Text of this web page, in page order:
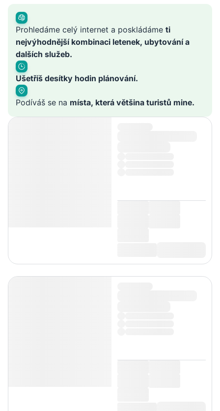
Prohledáme celý internet a poskládáme ti
nejvýhodnější kombinaci letenek, ubytování a
dalších služeb.
Ušetříš desítky hodin plánování.
Podíváš se na místa, která většina turistů mine.